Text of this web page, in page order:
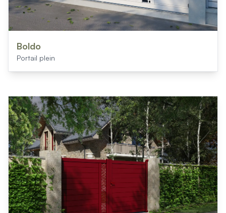
Boldo
Portail plein